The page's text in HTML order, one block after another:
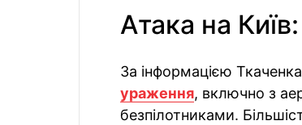
Атака на
За інформацією
ураження, включно з
безпілотниками.